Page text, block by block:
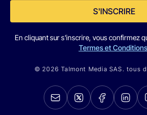
S'INSCRIRE
En cliquant sur s'inscrire, vous confirmez
Termes et Conditions
© 2026 Talmont Media SAS. tous